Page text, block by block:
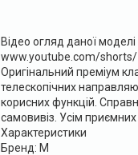
Відео огляд даної
www.youtube.com/
Оригінальний преміум
телескопічних
корисних функцій.
самовивіз. Усім
Характеристики
Бренд: M